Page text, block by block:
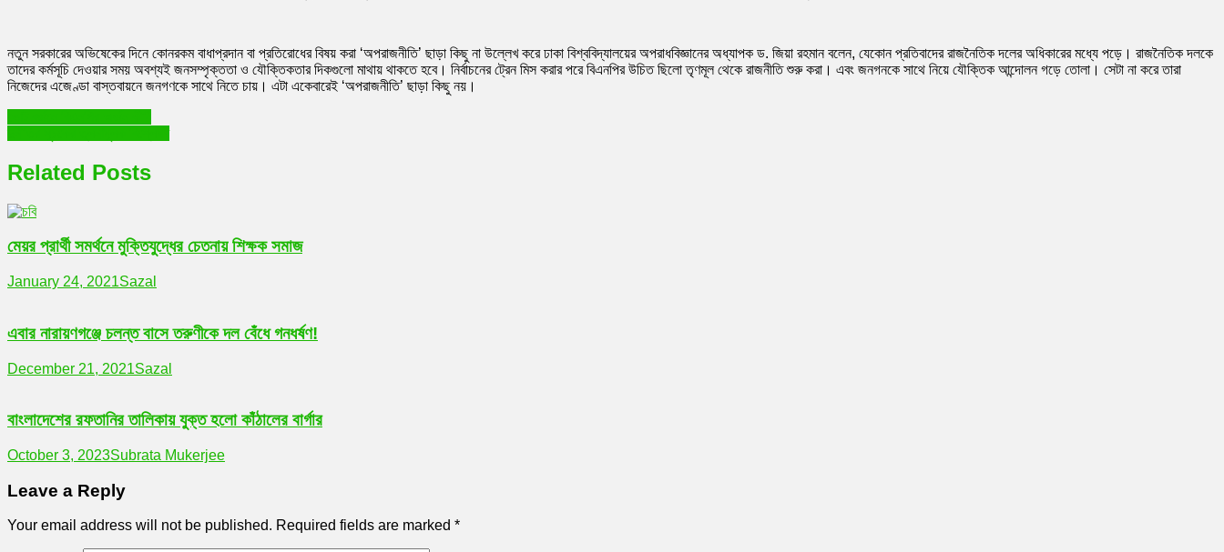
নতুন সরকারের অভিষেকের দিনে কোনরকম বাধাপ্রদান বা প্রতিরোধের বিষয় করা ‘অপরাজনীতি’ ছাড়া কিছু না উল্লেখ করে ঢাকা বিশ্ববিদ্যালয়ের অপরাধবিজ্ঞানের অধ্যাপক ড. জিয়া রহমান বলেন, যেকোন প্রতিবাদের রাজনৈতিক দলের অধিকারের মধ্যে পড়ে। রাজনৈতিক দলকে
তাদের কর্মসূচি দেওয়ার সময় অবশ্যই জনসম্পৃক্ততা ও যৌক্তিকতার দিকগুলো মাথায় থাকতে হবে। নির্বাচনের ট্রেন মিস করার পরে বিএনপির উচিত ছিলো তৃণমূল থেকে রাজনীতি শুরু করা। এবং জনগনকে সাথে নিয়ে যৌক্তিক আন্দোলন গড়ে তোলা। সেটা না করে তারা
নিজেদের এজেণ্ডা বাস্তবায়নে জনগণকে সাথে নিতে চায়। এটা একেবারেই ‘অপরাজনীতি’ ছাড়া কিছু নয়।
Post
navigation
Related Posts
মেয়র প্রার্থী সমর্থনে মুক্তিযুদ্ধের চেতনায় শিক্ষক সমাজ
January 24, 2021Sazal
এবার নারায়ণগঞ্জে চলন্ত বাসে তরুণীকে দল বেঁধে গনধর্ষণ!
December 21, 2021Sazal
বাংলাদেশের রফতানির তালিকায় যুক্ত হলো কাঁঠালের বার্গার
October 3, 2023Subrata Mukerjee
Leave a Reply
Your email address will not be published. Required fields are marked *